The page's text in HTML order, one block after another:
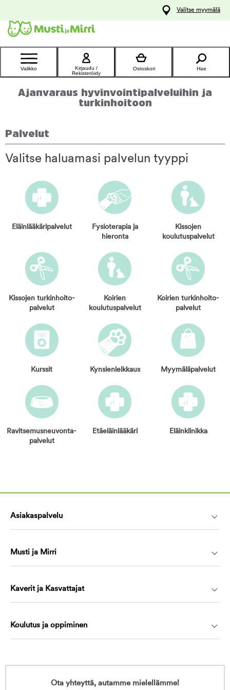
Ota yhteyttä
asiakaspalveluun
Valitse myymälä
Valikko
Kirjaudu /
Rekisteröidy
Ostoskori Hae
Ajanvaraus hyvinvointipalveluihin ja
turkinhoitoon
Palvelut
Valitse haluamasi palvelun tyyppi
Eläinlääkäri­palvelut
Fysio­terapia ja
hieronta
Kissojen
koulutuspalvelut
Kissojen turkinhoito­
palvelut
Koirien
koulutuspalvelut
Koirien turkinhoito­
palvelut
Kurssit Kynsien­leikkaus Myymälä­palvelut
Ravitsemus­neuvonta­
palvelut
Etäeläinlääkäri Eläinklinikka
Asiakaspalvelu
Musti ja Mirri
Kaverit ja Kasvattajat
Koulutus ja oppiminen
Ota yhteyttä, autamme mielellämme!